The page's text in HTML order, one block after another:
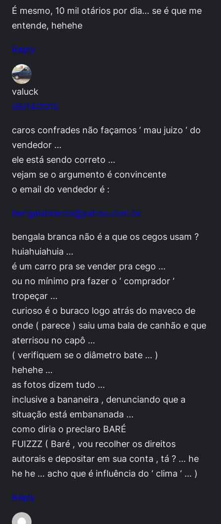
É mesmo, 10 mil otários por dia… se é que me
entende, hehehe
Reply
valuck
06/14/2010
caros confrades não façamos ‘ mau juizo ‘ do
vendedor …
ele está sendo correto …
vejam se o argumento é convincente
o email do vendedor é :
bengalabranca@yahoo.com.br
bengala branca não é a que os cegos usam ?
huiahuiahuia …
é um carro pra se vender pra cego …
ou no mínimo pra fazer o ‘ comprador ‘
tropeçar …
curioso é o buraco logo atrás do maveco de
onde ( parece ) saiu uma bala de canhão e que
aterrisou no capô …
( verifiquem se o diâmetro bate … )
hehehe …
as fotos dizem tudo …
inclusive a bananeira , denunciando que a
situação está embananada …
como diria o preclaro BARÉ
FUIZZZ ( Baré , vou recolher os direitos
autorais e depositar em sua conta , tá ? … he
he he … acho que é influência do ‘ clima ‘ … )
Reply